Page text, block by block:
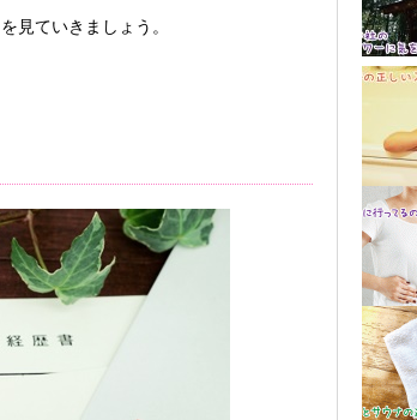
見ていきましょう。